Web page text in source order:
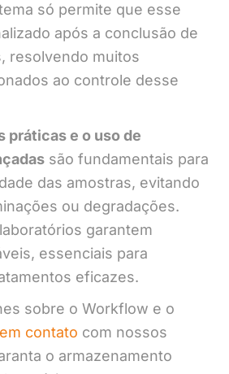
só permite que esse
após a conclusão de
resolvendo muitos
ao controle desse
práticas e o uso de
são fundamentais para
das amostras, evitando
ou degradações.
garantem
essenciais para
eficazes.
sobre o Workflow e o
contato com nossos
o armazenamento